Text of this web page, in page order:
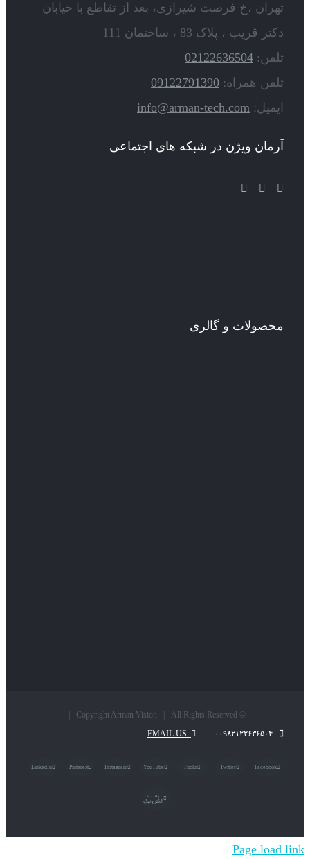
تهران ،خ فرصت شیرازی، بعد از تقاطع با خیابان
دکتر قریب ، پلاک 83 ، ساختمان 111
تلفن: 02122636504
تلفن همراه: 09122791390
ایمیل: info@arman-tech.com
آرمان ویژن در شبکه های اجتماعی
محصولات و گالری
© Copyright Arman Vision | All Rights Reserved |
Facebook
Twitter
Flickr
YouTube
Instagram
Pinterest
LinkedIn
پست
الکترونیک
Page load link